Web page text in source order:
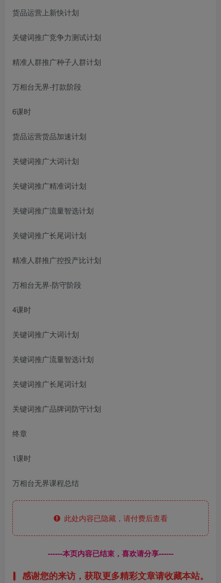
货品运营上新快计划
关键词推广竞争力测试计划
精准人群推广种子人群计划
万相台无界-打款阶段
6课时
货品运营货品加速计划
关键词推广大词计划
关键词推广精准词计划
关键词推广流量智选计划
关键词推广长尾词计划
精准人群推广控投产比计划
万相台无界-防守阶段
4课时
关键词推广大词计划
关键词推广流量智选计划
关键词推广长尾词计划
关键词推广品牌词防守计划
终章
1课时
万相台无界课程总结
此处内容已隐藏，请付费后查看
------本页内容已结束，喜欢请分享------
感谢您的来访，获取更多精彩文章请收藏本站。